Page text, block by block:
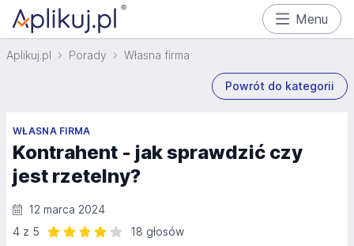
Menu
Aplikuj.pl Porady Własna firma
Powrót do kategorii
WŁASNA FIRMA
Kontrahent - jak sprawdzić czy
jest rzetelny?
12 marca 2024
4 z 5
18 głosów